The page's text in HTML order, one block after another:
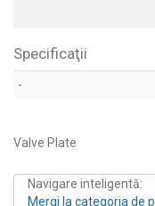
Specificaţii
-
Valve Plate
Navigare inteligentă:
Mergi la categoria de